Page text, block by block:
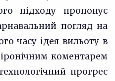
підходу пропонує
погляд на
часу ідея вильоту в
коментарем
прогрес